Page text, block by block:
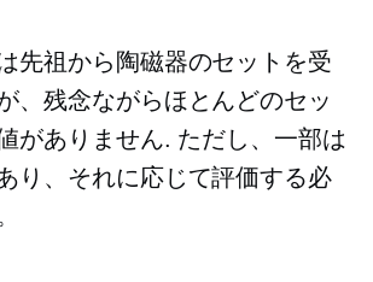
先祖から陶磁器のセットを受
、残念ながらほとんどのセッ
がありません. ただし、一部は
り、それに応じて評価する必